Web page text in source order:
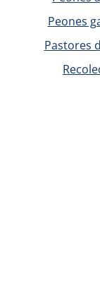
Peones
Pastores